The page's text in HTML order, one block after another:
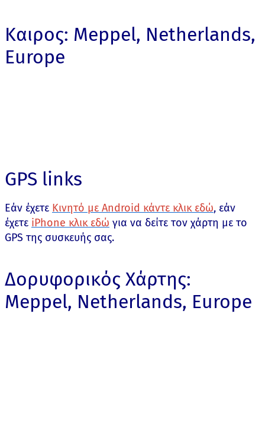
Καιρος: Meppel, Netherlands,
Europe
GPS links
Εάν έχετε Κινητό με Android κάντε κλικ εδώ, εάν
έχετε iPhone κλικ εδώ για να δείτε τον χάρτη με το
GPS της συσκευής σας.
Δορυφορικός Χάρτης:
Meppel, Netherlands, Europe